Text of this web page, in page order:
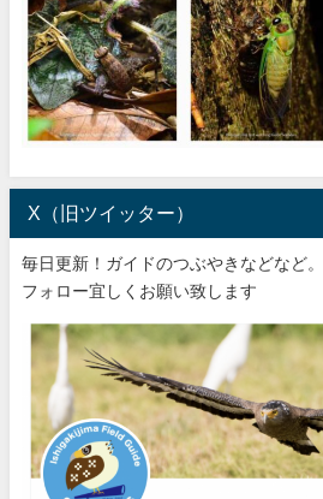
X（旧ツイッター）
毎日更新！ガイドのつぶやきなどなど。
フォロー宜しくお願い致します